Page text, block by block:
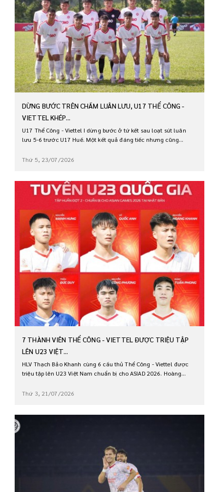
DỪNG BƯỚC TRÊN CHẤM LUÂN LƯU, U17 THỂ CÔNG -
VIETTEL KHÉP...
U17 Thể Công - Viettel I dừng bước ở tứ kết sau loạt sút luân
lưu 5-6 trước U17 Huế. Một kết quả đáng tiếc nhưng cũng...
Thứ 5, 23/07/2026
7 THÀNH VIÊN THỂ CÔNG - VIETTEL ĐƯỢC TRIỆU TẬP
LÊN U23 VIỆT...
HLV Thạch Bảo Khanh cùng 6 cầu thủ Thể Công - Viettel được
triệu tập lên U23 Việt Nam chuẩn bị cho ASIAD 2026. Hoàng...
Thứ 3, 21/07/2026